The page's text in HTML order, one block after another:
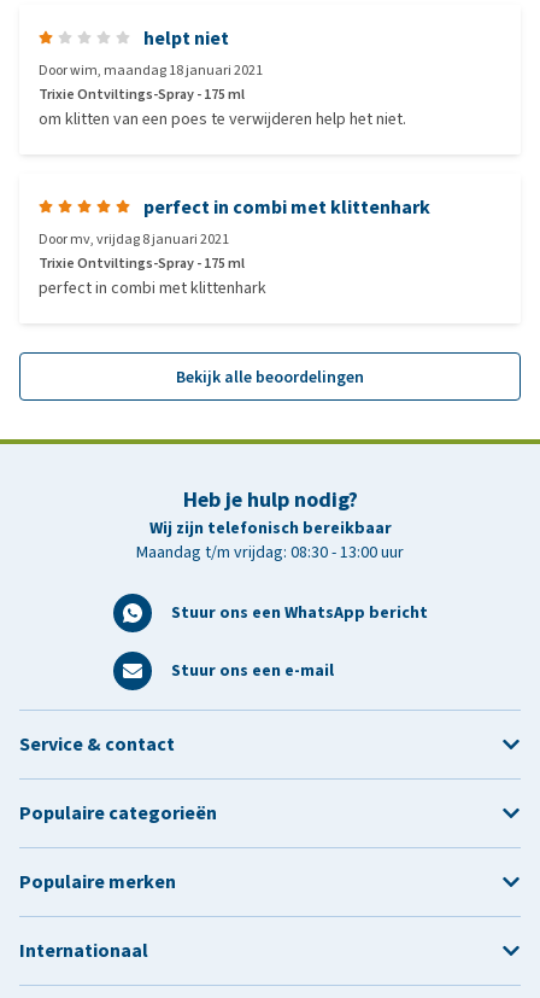
helpt niet
Doorwim, maandag 18 januari 2021
Trixie Ontviltings-Spray - 175 ml
om klitten van een poes te verwijderen help het niet.
perfect in combi met klittenhark
Doormv,vrijdag 8 januari 2021
Trixie Ontviltings-Spray - 175 ml
perfect in combi met klittenhark
Bekijk alle beoordelingen
Heb je hulp nodig?
Wij zijn telefonisch bereikbaar
Maandag t/m vrijdag: 08:30 - 13:00 uur
Stuur ons een WhatsApp bericht
Stuur ons een e-mail
Service & contact
Populaire categorieën
Populaire merken
Internationaal